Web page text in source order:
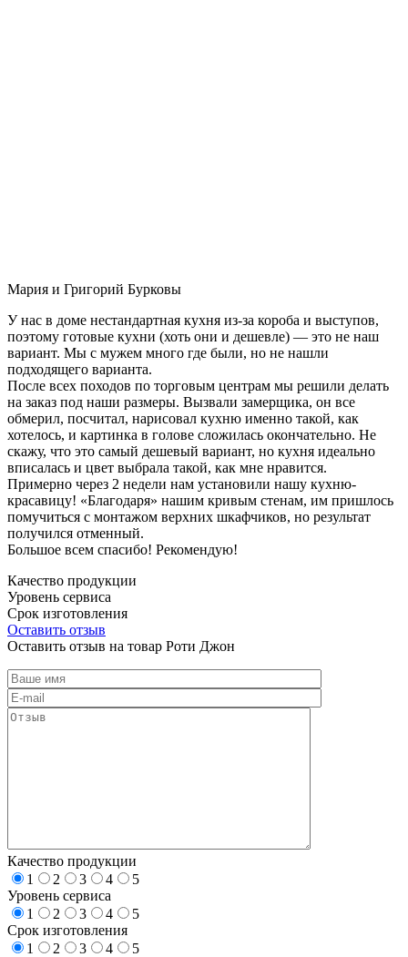
Мария и Григорий Бурковы
У нас в доме нестандартная кухня из-за короба и выступов,
поэтому готовые кухни (хоть они и дешевле) — это не наш
вариант. Мы с мужем много где были, но не нашли
подходящего варианта.
После всех походов по торговым центрам мы решили делать
на заказ под наши размеры. Вызвали замерщика, он все
обмерил, посчитал, нарисовал кухню именно такой, как
хотелось, и картинка в голове сложилась окончательно. Не
скажу, что это самый дешевый вариант, но кухня идеально
вписалась и цвет выбрала такой, как мне нравится.
Примерно через 2 недели нам установили нашу кухню-
красавицу! «Благодаря» нашим кривым стенам, им пришлось
помучиться с монтажом верхних шкафчиков, но результат
получился отменный.
Большое всем спасибо! Рекомендую!
Качество продукции
Уровень сервиса
Срок изготовления
Оставить отзыв
Оставить отзыв на товар Роти Джон
Качество продукции
1
2 3 4
5
Уровень сервиса
1
2 3 4
5
Срок изготовления
1
2 3 4
5